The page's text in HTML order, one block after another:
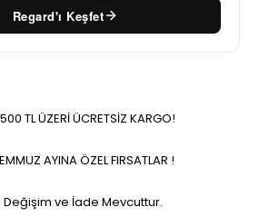
Regard'ı Keşfet
TL ÜZERİ ÜCRETSİZ KARGO!
AYINA ÖZEL FIRSATLAR !
Değişim ve İade Mevcuttur.